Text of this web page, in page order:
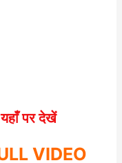
पर देखें
VIDEO